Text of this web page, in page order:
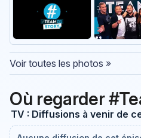
Voir toutes les photos »
Où regarder
TV : Diffusions à venir de